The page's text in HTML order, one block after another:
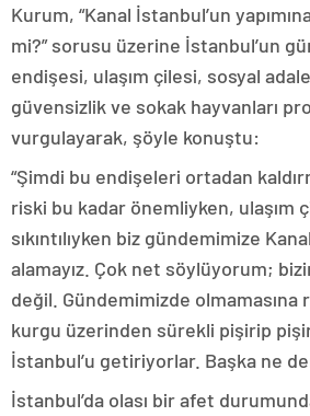
Kurum, “Kanal İstanbul’un
mi?” sorusu üzerine İstanbul’un
endişesi, ulaşım çilesi, sosyal
güvensizlik ve sokak hayvanları
vurgulayarak, şöyle konuştu:
“Şimdi bu endişeleri ortadan
riski bu kadar önemliyken, ulaşım
sıkıntılıyken biz gündemimize
alamayız. Çok net söylüyorum;
değil. Gündemimizde
kurgu üzerinden sürekli pişirip
İstanbul’u getiriyorlar. Başka ne
İstanbul’da olası bir afet